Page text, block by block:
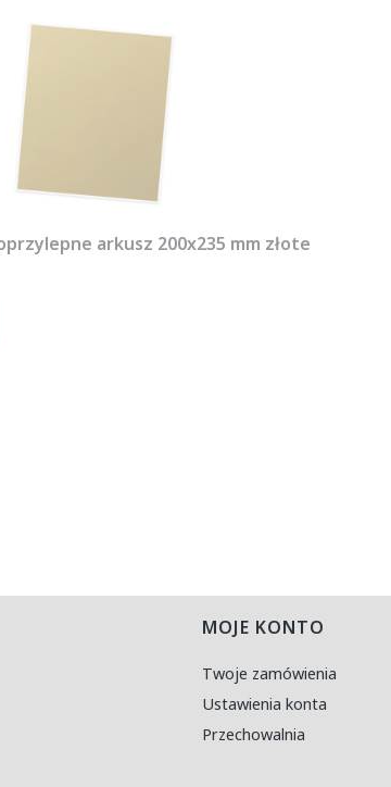
arkusz 200x235 mm złote
MOJE KONTO
Twoje zamówienia
Ustawienia konta
Przechowalnia